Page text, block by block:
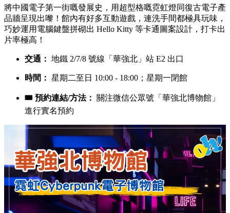
將中國電子第一街嘅發展史，用超型格嘅霓虹燈同復古電子產
品牆呈現出嚟！館內有好多互動遊戲，連洗手間都極具玩味，
巧妙運用電腦鍵盤拼砌出 Hello Kitty 等卡通圖案設計，打卡出
片率極高！
交通： 地鐵 2/7/8 號線「華強北」站 E2 出口
時間： 星期二至日 10:00 - 18:00；星期一閉館
🎟️ 預約連結/方法：
關注微信公眾號「華強北博物館」
進行實名預約